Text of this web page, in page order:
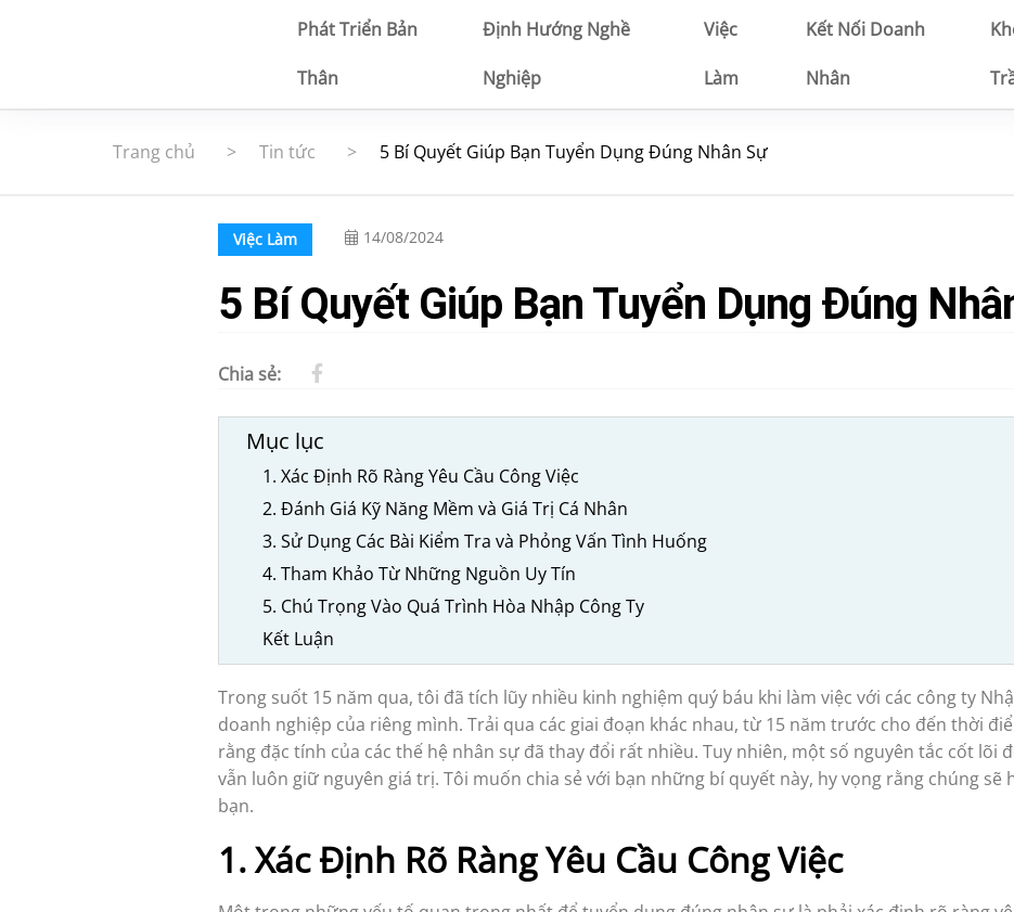
Phát Triển Bản
Thân
Định Hướng Nghề
Nghiệp
Việc
Làm
Kết Nối Doanh
Nhân
Trang chủ Tin tức 5 Bí Quyết Giúp Bạn Tuyển Dụng Đúng Nhân Sự
Việc Làm 14/08/2024
5 Bí Quyết Giúp Bạn Tuyển Dụng Đúng
Chia sẻ:
Mục lục
1. Xác Định Rõ Ràng Yêu Cầu Công Việc
2. Đánh Giá Kỹ Năng Mềm và Giá Trị Cá Nhân
3. Sử Dụng Các Bài Kiểm Tra và Phỏng Vấn Tình Huống
4. Tham Khảo Từ Những Nguồn Uy Tín
5. Chú Trọng Vào Quá Trình Hòa Nhập Công Ty
Kết Luận
Trong suốt 15 năm qua, tôi đã tích lũy nhiều kinh nghiệm quý báu khi làm việc với các công ty
doanh nghiệp của riêng mình. Trải qua các giai đoạn khác nhau, từ 15 năm trước cho đến thời
rằng đặc tính của các thế hệ nhân sự đã thay đổi rất nhiều. Tuy nhiên, một số nguyên tắc cốt lõi
vẫn luôn giữ nguyên giá trị. Tôi muốn chia sẻ với bạn những bí quyết này, hy vọng rằng chúng sẽ
bạn.
1. Xác Định Rõ Ràng Yêu Cầu Công Việc